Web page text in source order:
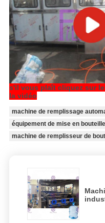
s'il vous plaît cliquez sur
la vidéo
machine de remplissage
équipement de mise en
machine de remplisseur de